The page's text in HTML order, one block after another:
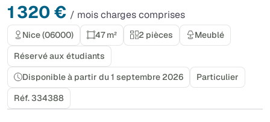
1 320 € / mois charges comprises
Nice (06000) 47 m² 2 pièces
Meublé
Réservé aux étudiants
Disponible à partir du 1 septembre 2026
Particulier
Réf. 334388